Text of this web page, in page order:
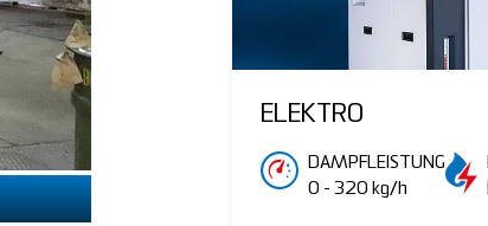
ELEKTRO
DAMPFLEISTUNG
0 - 320 kg/h